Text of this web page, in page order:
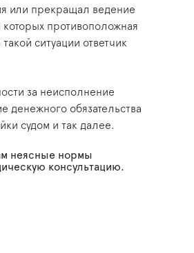
или прекращал ведение
которых противоположная
ситуации ответчик
за неисполнение
денежного обязательства
судом и так далее.
неясные нормы
консультацию.